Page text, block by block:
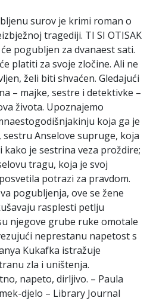
surov je krimi roman o
tragediji. TI SI OTISAK
pogubljen za dvanaest sati.
platiti za svoje zločine. Ali ne
želi biti shvaćen. Gledajući
– majke, sestre i detektivke –
života. Upoznajemo
koja ga je
sestru Anselove supruge, koja
je sestrina veza proždire;
tragu, koja je svoj
potrazi za pravdom.
pogubljenja, ove se žene
rasplesti petlju
njegove grube ruke omotale
neprestanu napetost s
Kukafka istražuje
zla i uništenja.
napeto, dirljivo. – Paula
djelo ­– Library Journal